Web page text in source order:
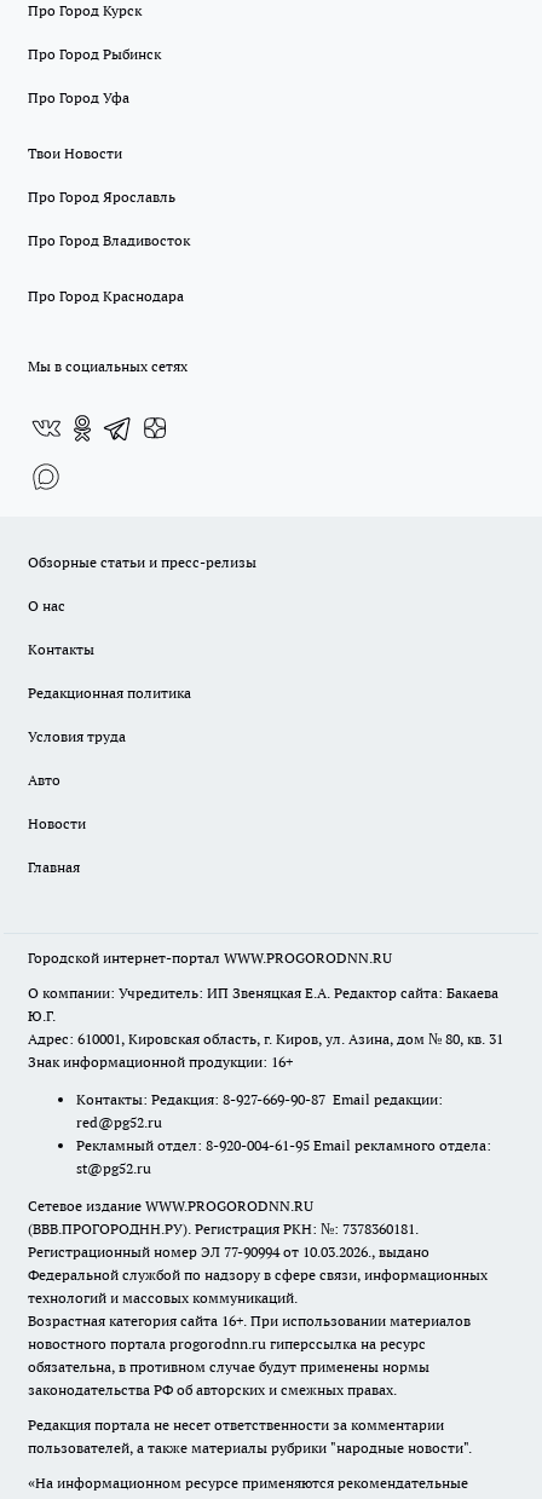
Про Город Курск
Про Город Рыбинск
Про Город Уфа
Твои Новости
Про Город Ярославль
Про Город Владивосток
Про Город Краснодара
Мы в социальных сетях
Обзорные статьи и пресс-релизы
О нас
Контакты
Редакционная политика
Условия труда
Авто
Новости
Главная
Городской интернет-портал WWW.PROGORODNN.RU
О компании: Учредитель: ИП Звеняцкая Е.А. Редактор сайта: Бакаева
Ю.Г.
Адрес: 610001, Кировская область, г. Киров, ул. Азина, дом № 80, кв. 31
Знак информационной продукции: 16+
Контакты: Редакция: 8-927-669-90-87 Email редакции:
red@pg52.ru
Рекламный отдел: 8-920-004-61-95 Email рекламного отдела:
st@pg52.ru
Сетевое издание WWW.PROGORODNN.RU
(ВВВ.ПРОГОРОДНН.РУ). Регистрация РКН: №: 7378360181.
Регистрационный номер ЭЛ 77-90994 от 10.03.2026., выдано
Федеральной службой по надзору в сфере связи, информационных
технологий и массовых коммуникаций.
Возрастная категория сайта 16+. При использовании материалов
новостного портала progorodnn.ru гиперссылка на ресурс
обязательна, в противном случае будут применены нормы
законодательства РФ об авторских и смежных правах.
Редакция портала не несет ответственности за комментарии
пользователей, а также материалы рубрики "народные новости".
«На информационном ресурсе применяются рекомендательные